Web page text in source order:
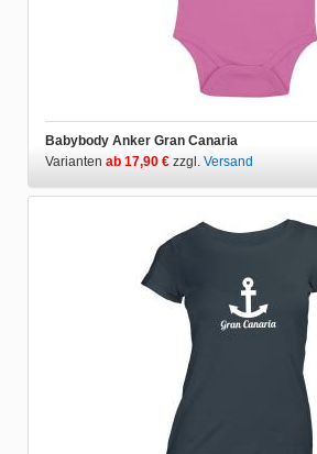
Babybody Anker Gran Canaria
Varianten ab 17,90 € zzgl. Versand